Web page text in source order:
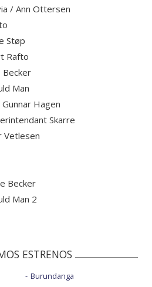
/ Ann Ottersen
Støp
Rafto
Becker
Man
Gunnar Hagen
Skarre
Vetlesen
Becker
Man 2
ESTRENOS
Burundanga